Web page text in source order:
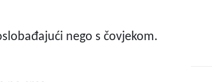
nego s čovjekom.